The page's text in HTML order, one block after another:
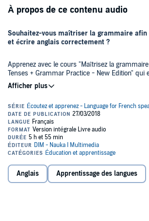
À propos de ce contenu audio
Souhaitez-vous maîtriser la grammaire
et écrire anglais correctement ?
Apprenez avec le cours "Maîtrisez la
Tenses + Grammar Practice - New Edition" qui
progressivement tous les temps et formes
pour communiquer en anglais aux niveaux
Pourquoi choisir le cours "Maîtrisez la
Grammar Tenses + Grammar Practice - New
Pour perfectionner le style de son expression, il
connaître les règles grammaticales. Il est
situation utiliser une forme donnée. Il suffit
savoir en pratique, ce qui fait l'objet de ce cours,
Anglais Apprentissage des langues